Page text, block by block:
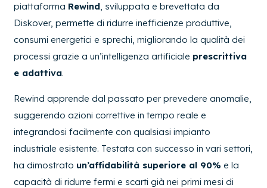
piattaforma Rewind, sviluppata e brevettata da
Diskover, permette di ridurre inefficienze produttive,
consumi energetici e sprechi, migliorando la qualità dei
processi grazie a un’intelligenza artificiale prescrittiva
e adattiva.
Rewind apprende dal passato per prevedere anomalie,
suggerendo azioni correttive in tempo reale e
integrandosi facilmente con qualsiasi impianto
industriale esistente. Testata con successo in vari settori,
ha dimostrato un’affidabilità superiore al 90% e la
capacità di ridurre fermi e scarti già nei primi mesi di